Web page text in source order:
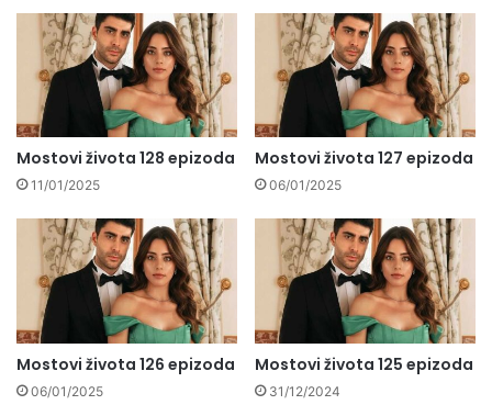
Mostovi života 128 epizoda
11/01/2025
Mostovi života 127 epizoda
06/01/2025
Mostovi života 126 epizoda
06/01/2025
Mostovi života 125 epizoda
31/12/2024